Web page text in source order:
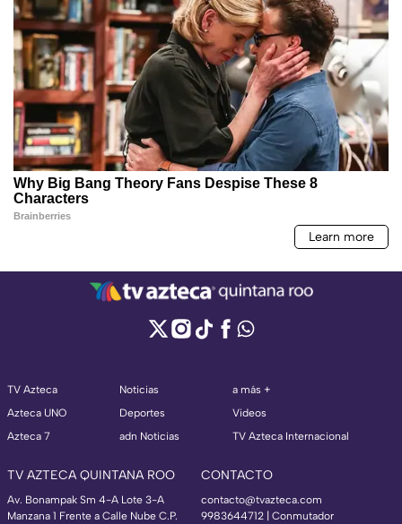
TV Azteca
Azteca UNO
Azteca 7
Noticias
Deportes
adn Noticias
a más +
Videos
TV Azteca Internacional
TV AZTECA QUINTANA ROO
Av. Bonampak Sm 4-A Lote 3-A
Manzana 1 Frente a Calle Nube C.P.
CONTACTO
contacto@tvazteca.com
9983644712 | Conmutador